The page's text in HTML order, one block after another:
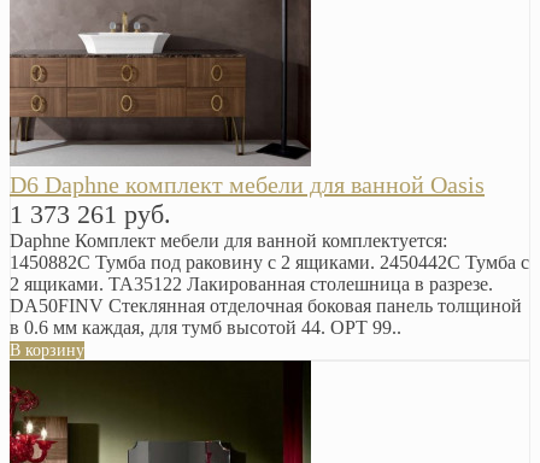
D6 Daphne комплект мебели для ванной Oasis
1 373 261 руб.
Daphne Комплект мебели для ванной комплектуется:
1450882C Тумба под раковину с 2 ящиками. 2450442C Тумба с
2 ящиками. TA35122 Лакированная столешница в разрезе.
DA50FINV Стеклянная отделочная боковая панель толщиной
в 0.6 мм каждая, для тумб высотой 44. OPT 99..
В корзину